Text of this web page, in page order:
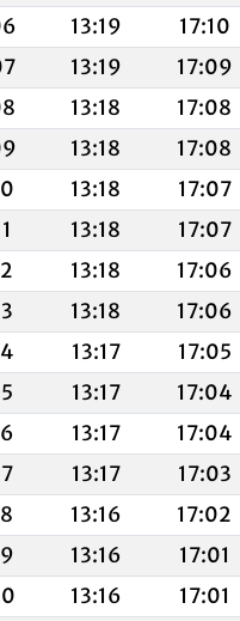
13:19 17:10
13:19 17:09
13:18 17:08
13:18 17:08
13:18 17:07
13:18 17:07
13:18 17:06
13:18 17:06
13:17 17:05
13:17 17:04
13:17 17:04
13:17 17:03
13:16 17:02
13:16 17:01
13:16 17:01